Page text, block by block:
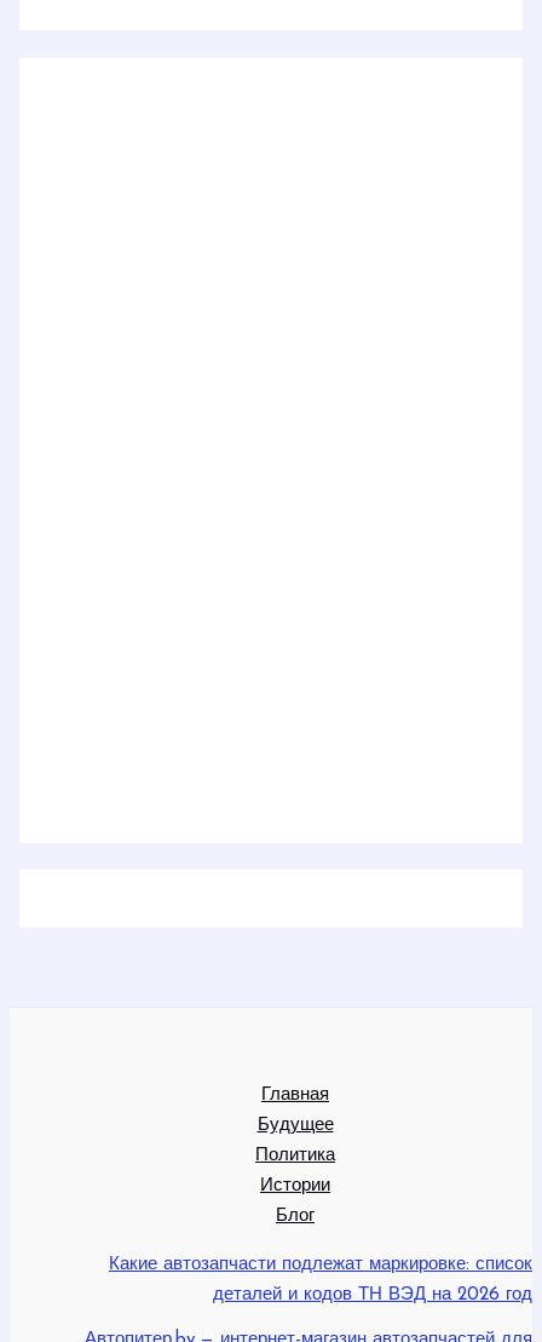
Главная
Будущее
Политика
Истории
Блог
Какие автозапчасти подлежат маркировке: список
деталей и кодов ТН ВЭД на 2026 год